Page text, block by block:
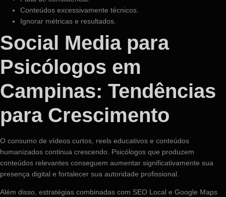
Conteúdos excessivamente técnicos.
Ignorar métricas e resultados.
Social Media para
Psicólogos em
Campinas: Tendências
para Crescimento
O consumo de vídeos curtos, reels educativos e conteúdos
humanizados continua crescendo. Psicólogos que produzem
conteúdos relevantes conseguem aumentar significativamente sua
presença digital e fortalecer sua autoridade profissional.
Além disso, estratégias combinadas com SEO Local e Google Maps